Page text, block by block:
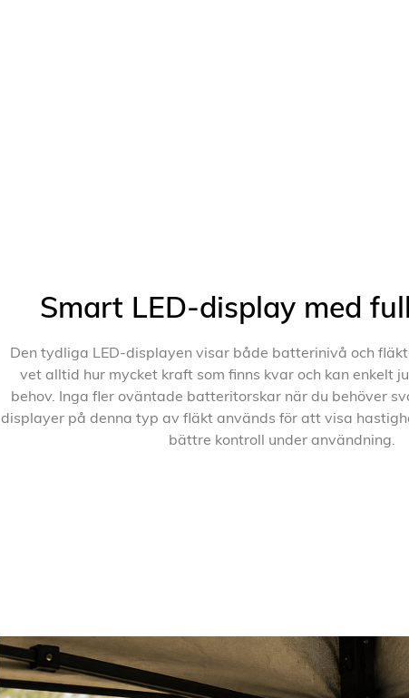
Smart LED-display med
Den tydliga LED-displayen visar både batterinivå och
vet alltid hur mycket kraft som finns kvar och kan enkelt
behov. Inga fler oväntade batteritorskar när du behöver
displayer på denna typ av fläkt används för att visa
bättre kontroll under användning.